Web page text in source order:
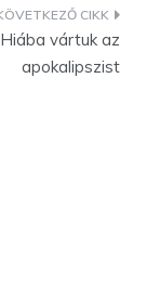
Hiába vártuk az
apokalipszist